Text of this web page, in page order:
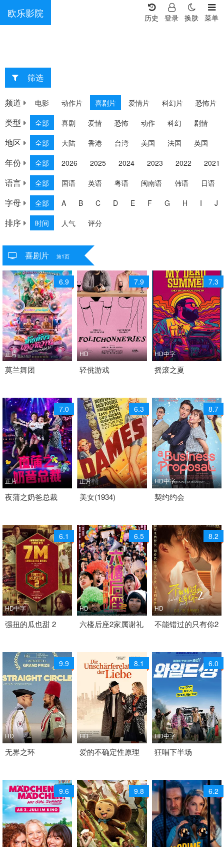
欧乐影院 菜单
换肤
登录
历史
筛选
频道 电影 动作片 喜剧片 爱情片 科幻片 恐怖片
类型 全部 喜剧 爱情 恐怖 动作 科幻 剧情
地区 全部 大陆 香港 台湾 美国 法国 英国
年份 全部 2026 2025 2024 2023 2022 2021
语言 全部 国语 英语 粤语 闽南语 韩语 日语
字母 全部 A B C D E F G H I J
排序 时间 人气 评分
喜剧片 第1页
6.9
正片
2026 / 泰国 / 泰语
莫兰舞团
7.9
HD
2025 / 加拿大 / 法语
轻佻游戏
7.3
HD中字
2026 / 美国 / 英语
摇滚之夏
7.0
正片
2016 / 中国大陆 / 普通
喜剧 爱情 喜剧片
夜蒲之奶爸总裁
6.3
正片
1934 / 美国 / 英语
美女(1934)
8.7
HD中字
2025 / 印度尼西亚 / 暂
喜剧
契约约会
6.1
HD中字
2026 / 印度 / 印度语
强扭的瓜也甜 2
6.5
HD
2008 / 香港 / 粤语
六楼后座2家属谢礼
8.2
HD
2026 / 中国大陆 / 汉语
中国大陆 喜剧
不能错过的只有你2
9.9
HD
2025 / 英国 / 英语
无界之环
8.1
HD
2023 / 德国 / 德语
爱的不确定性原理
6.0
HD中字
2026 / 韩国 / 韩语
狂唱下半场
9.6 9.8 6.2